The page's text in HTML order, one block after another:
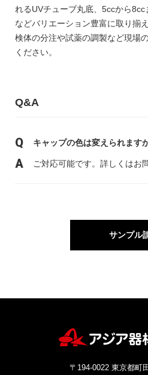
れるUVチューブ丸底、5ccから
などバリエーション豊富に取り揃
検体の分注や試薬の調製など現場
ください。
Q&A
キャップの色は変えられますか
ご対応可能です。詳しくはお
サンプル
〒194-0022 東京都町